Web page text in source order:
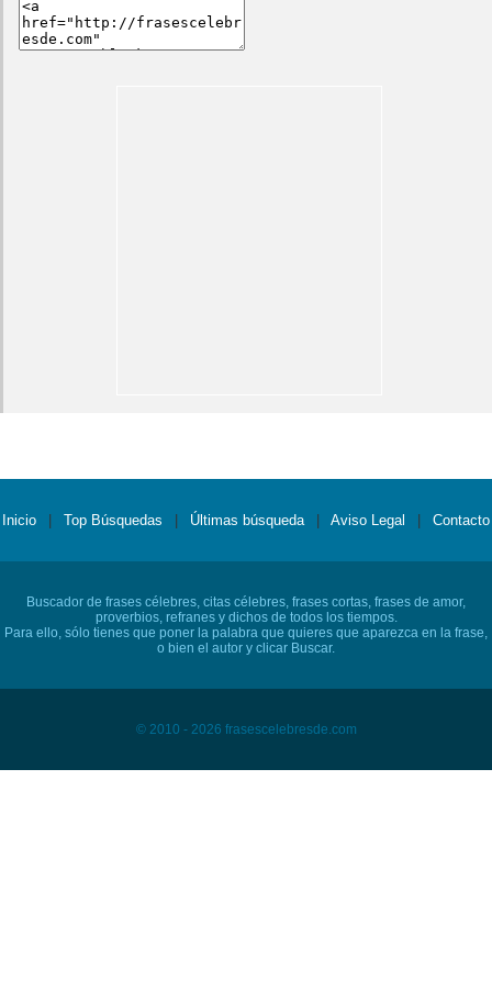
Inicio Top Búsquedas Últimas búsqueda Aviso Legal Contacto
Buscador de frases célebres, citas célebres, frases cortas, frases de amor,
proverbios, refranes y dichos de todos los tiempos.
Para ello, sólo tienes que poner la palabra que quieres que aparezca en la frase,
o bien el autor y clicar Buscar.
© 2010 - 2026 frasescelebresde.com